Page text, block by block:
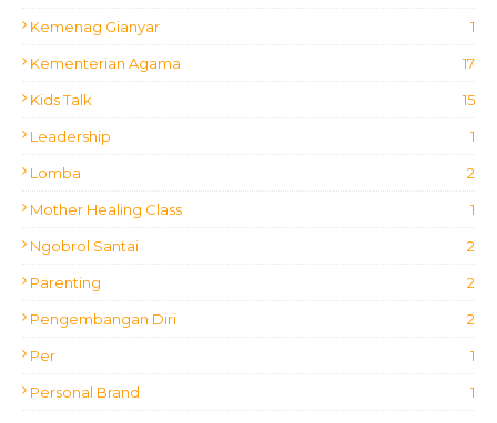
Kemenag Gianyar 1
Kementerian Agama 17
Kids Talk 15
Leadership 1
Lomba 2
Mother Healing Class 1
Ngobrol Santai 2
Parenting 2
Pengembangan Diri 2
Per 1
Personal Brand 1